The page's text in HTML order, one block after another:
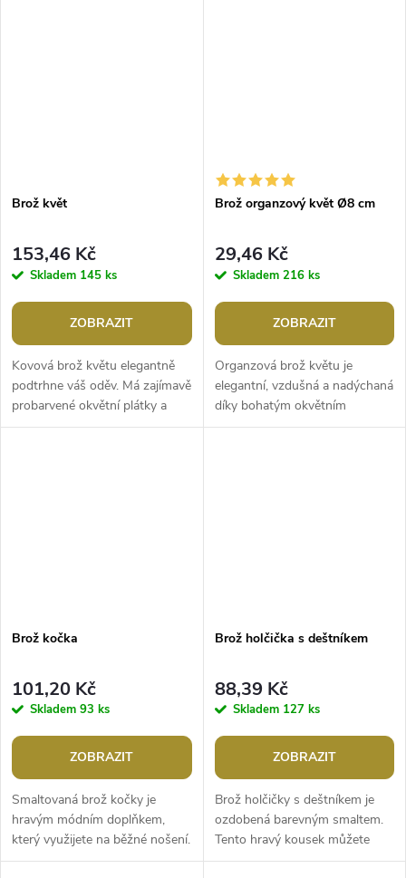
Brož květ
153,46 Kč
Skladem 145 ks
ZOBRAZIT
Kovová brož květu elegantně
podtrhne váš oděv. Má zajímavě
probarvené okvětní plátky a
doplněné jemnými glitry,
Brož organzový květ Ø8 cm
29,46 Kč
Skladem 216 ks
ZOBRAZIT
Organzová brož květu je
elegantní, vzdušná a nadýchaná
díky bohatým okvětním
plátkům. Ve spodní části má
Brož kočka
101,20 Kč
Skladem 93 ks
ZOBRAZIT
Smaltovaná brož kočky je
hravým módním doplňkem,
který využijete na běžné nošení.
Oblíbí si ji i menší slečny. Z rubu
Brož holčička s deštníkem
88,39 Kč
Skladem 127 ks
ZOBRAZIT
Brož holčičky s deštníkem je
ozdobená barevným smaltem.
Tento hravý kousek můžete
využít na běžné nošení, je